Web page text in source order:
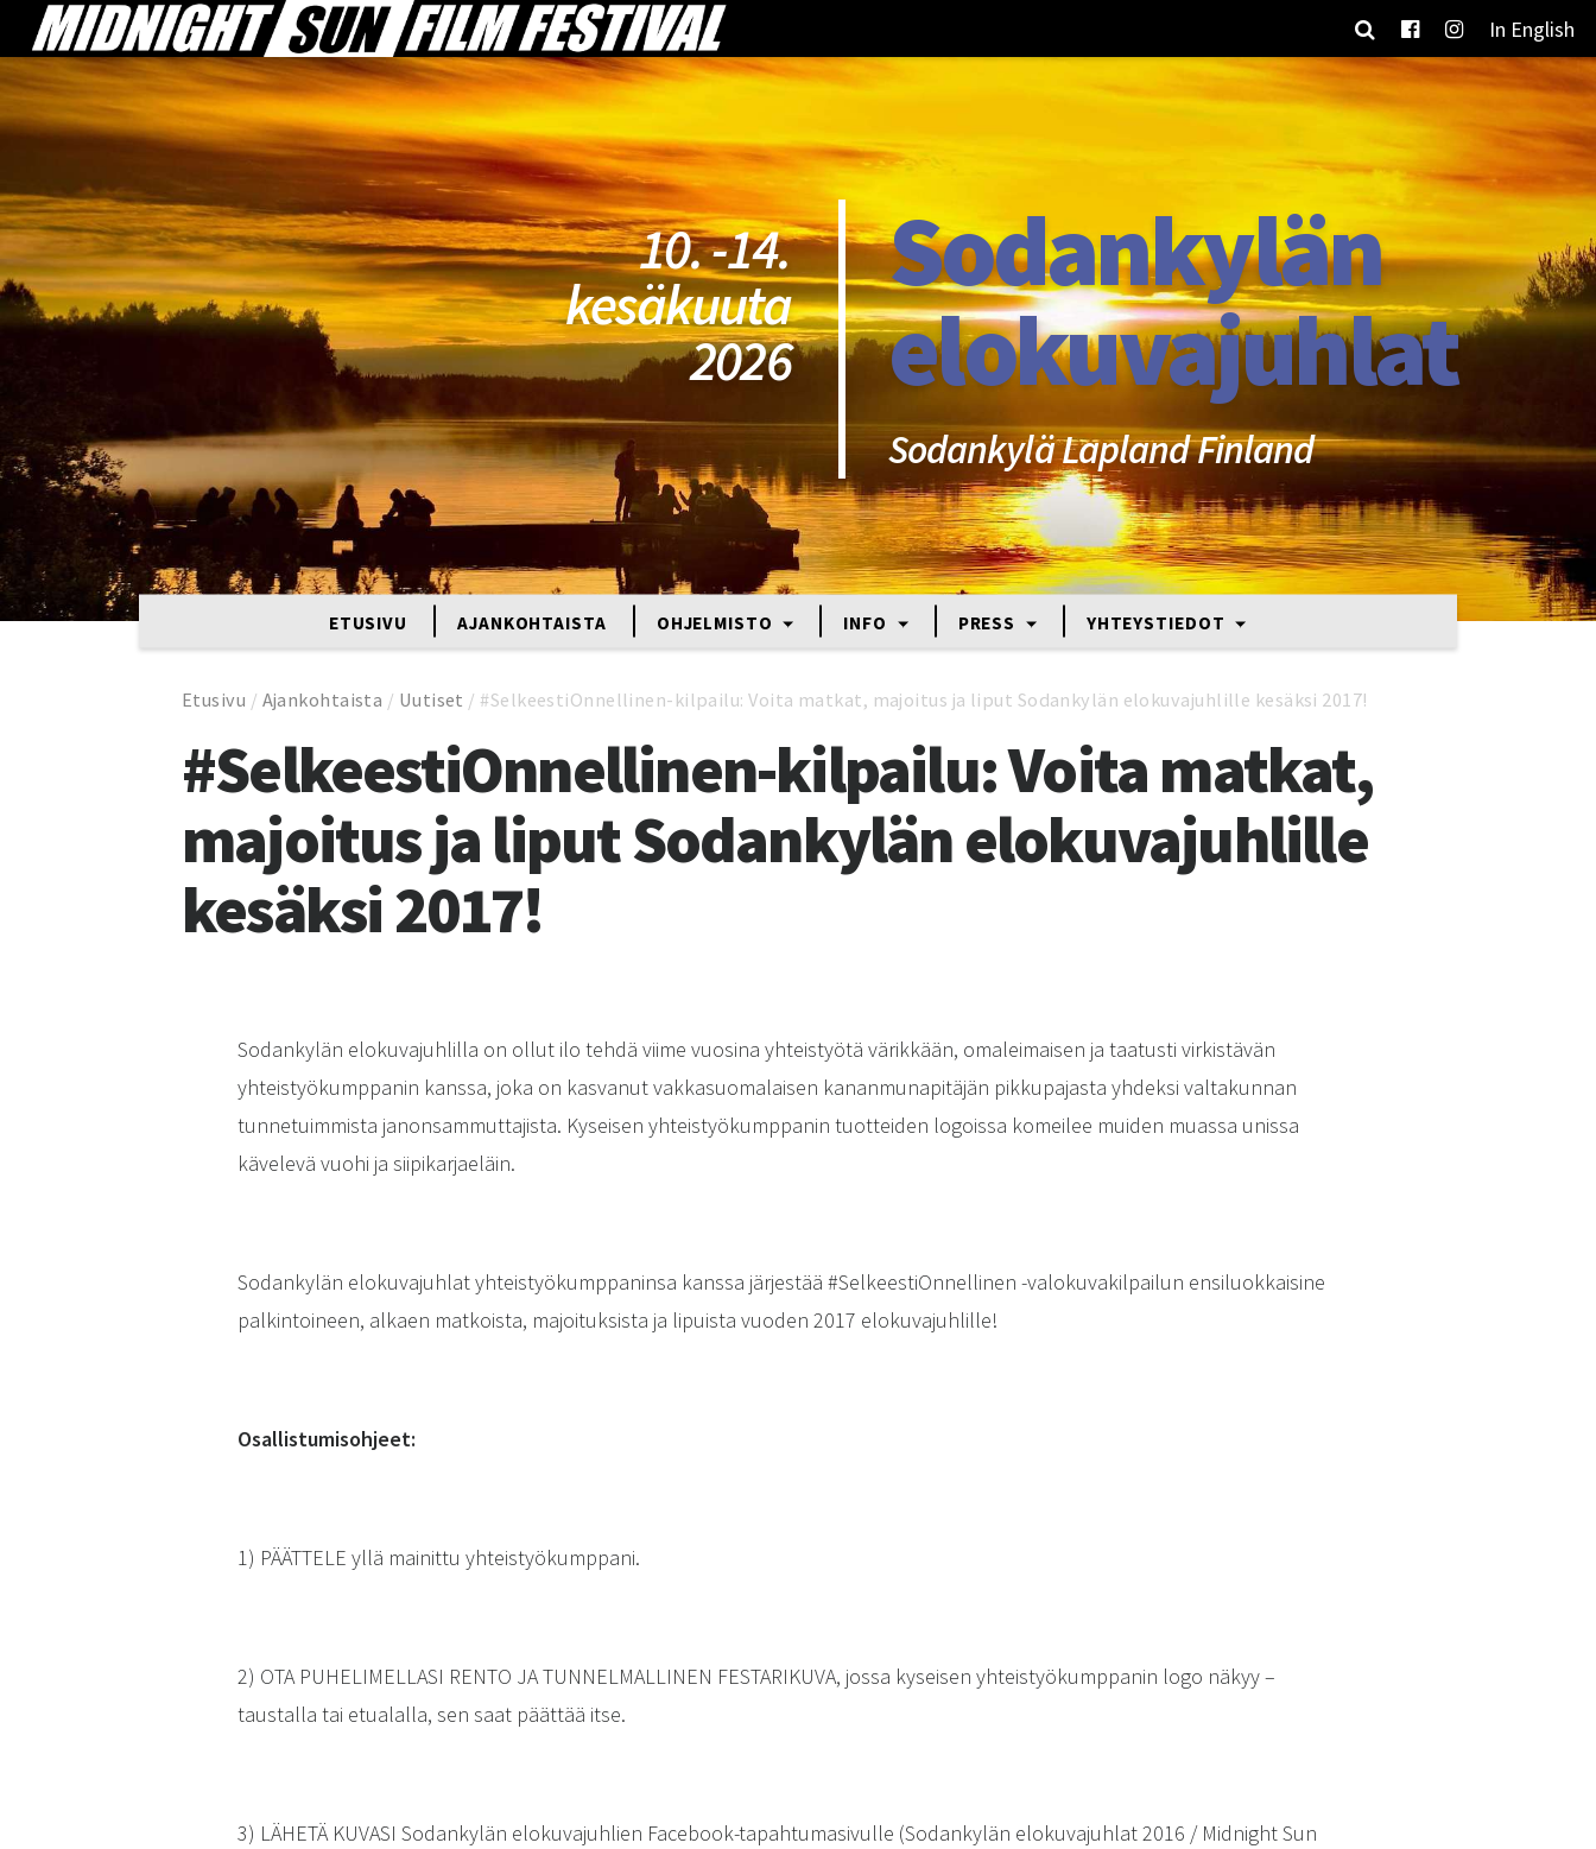
In English
10. -14.
kesäkuuta
2026
Sodankylän
elokuvajuhlat
Sodankylä Lapland Finland
ETUSIVU AJANKOHTAISTA OHJELMISTO INFO PRESS YHTEYSTIEDOT
Etusivu / Ajankohtaista / Uutiset / #SelkeestiOnnellinen-kilpailu: Voita matkat, majoitus ja liput Sodankylän elokuvajuhlille kesäksi 2017!
#SelkeestiOnnellinen-kilpailu: Voita matkat,
majoitus ja liput Sodankylän elokuvajuhlille
kesäksi 2017!
Sodankylän elokuvajuhlilla on ollut ilo tehdä viime vuosina yhteistyötä värikkään, omaleimaisen ja taatusti virkistävän
yhteistyökumppanin kanssa, joka on kasvanut vakkasuomalaisen kananmunapitäjän pikkupajasta yhdeksi valtakunnan
tunnetuimmista janonsammuttajista. Kyseisen yhteistyökumppanin tuotteiden logoissa komeilee muiden muassa unissa
kävelevä vuohi ja siipikarjaeläin.
Sodankylän elokuvajuhlat yhteistyökumppaninsa kanssa järjestää #SelkeestiOnnellinen -valokuvakilpailun ensiluokkaisine
palkintoineen, alkaen matkoista, majoituksista ja lipuista vuoden 2017 elokuvajuhlille!
Osallistumisohjeet:
1) PÄÄTTELE yllä mainittu yhteistyökumppani.
2) OTA PUHELIMELLASI RENTO JA TUNNELMALLINEN FESTARIKUVA, jossa kyseisen yhteistyökumppanin logo näkyy –
taustalla tai etualalla, sen saat päättää itse.
3) LÄHETÄ KUVASI Sodankylän elokuvajuhlien Facebook-tapahtumasivulle (Sodankylän elokuvajuhlat 2016 / Midnight Sun